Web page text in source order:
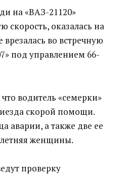
на «ВАЗ-21120»
скорость, оказалась на
врезалась во встречную
под управлением 66-
водитель «семерки»
скорой помощи.
аварии, а также две ее
женщины.
проверку